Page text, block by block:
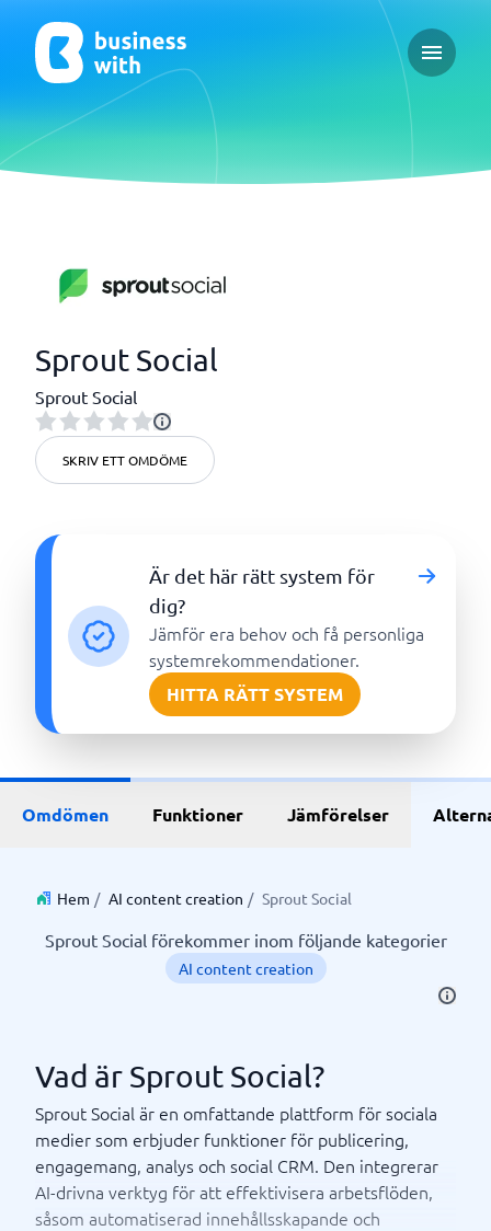
Open
Sprout Social
Sprout Social
SKRIV ETT OMDÖME
Är det här rätt system för
dig?
Jämför era behov och få personliga
systemrekommendationer.
HITTA RÄTT SYSTEM
Omdömen Funktioner Jämförelser
Hem / AI content creation / Sprout Social
Sprout Social förekommer inom följande kategorier
AI content creation
Vad är Sprout Social?
Sprout Social är en omfattande plattform för sociala
medier som erbjuder funktioner för publicering,
engagemang, analys och social CRM. Den integrerar
AI-drivna verktyg för att effektivisera arbetsflöden,
såsom automatiserad innehållsskapande och